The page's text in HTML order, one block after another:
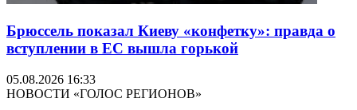
Брюссель показал Киеву «конфетку»: правда о
вступлении в ЕС вышла горькой
05.08.2026 16:33
НОВОСТИ «ГОЛОС РЕГИОНОВ»